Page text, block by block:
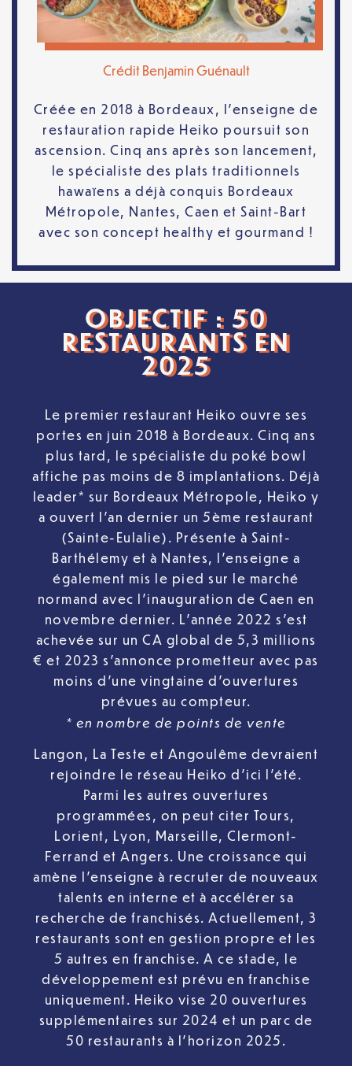
Crédit Benjamin Guénault
Créée en 2018 à Bordeaux, l’enseigne de
restauration rapide Heiko poursuit son
ascension. Cinq ans après son lancement,
le spécialiste des plats traditionnels
hawaïens a déjà conquis Bordeaux
Métropole, Nantes, Caen et Saint-Bart
avec son concept healthy et gourmand !
OBJECTIF : 50
RESTAURANTS EN
2025
Le premier restaurant Heiko ouvre ses
portes en juin 2018 à Bordeaux. Cinq ans
plus tard, le spécialiste du poké bowl
affiche pas moins de 8 implantations. Déjà
leader* sur Bordeaux Métropole, Heiko y
a ouvert l’an dernier un 5ème restaurant
(Sainte-Eulalie). Présente à Saint-
Barthélemy et à Nantes, l’enseigne a
également mis le pied sur le marché
normand avec l’inauguration de Caen en
novembre dernier. L’année 2022 s’est
achevée sur un CA global de 5,3 millions
€ et 2023 s’annonce prometteur avec pas
moins d’une vingtaine d’ouvertures
prévues au compteur.
* en nombre de points de vente
Langon, La Teste et Angoulême devraient
rejoindre le réseau Heiko d’ici l’été.
Parmi les autres ouvertures
programmées, on peut citer Tours,
Lorient, Lyon, Marseille, Clermont-
Ferrand et Angers. Une croissance qui
amène l’enseigne à recruter de nouveaux
talents en interne et à accélérer sa
recherche de franchisés. Actuellement, 3
restaurants sont en gestion propre et les
5 autres en franchise. A ce stade, le
développement est prévu en franchise
uniquement. Heiko vise 20 ouvertures
supplémentaires sur 2024 et un parc de
50 restaurants à l’horizon 2025.